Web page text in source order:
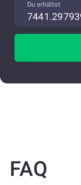
Du erhältst
FAQ